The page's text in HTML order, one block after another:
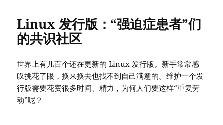
Linux 发行版：“强迫症患者”们
的共识社区
世界上有几百个还在更新的 Linux 发行版。新手常常感
叹挑花了眼，换来换去也找不到自己满意的。维护一个发
行版需要花费很多时间、精力，为何人们要这样“重复劳
动”呢？